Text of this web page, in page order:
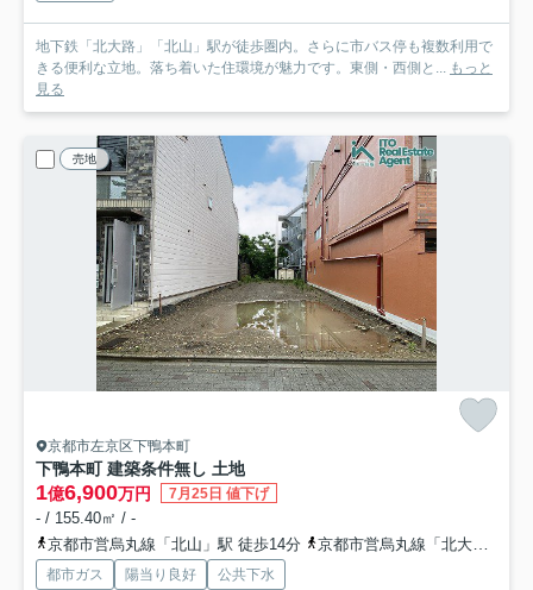
地下鉄「北大路」「北山」駅が徒歩圏内。さらに市バス停も複数利用で
きる便利な立地。落ち着いた住環境が魅力です。東側・西側と... もっと
見る
売地
京都市左京区下鴨本町
下鴨本町 建築条件無し 土地
1億6,900万円 7月25日 値下げ
- / 155.40㎡ / -
京都市営烏丸線「北山」駅 徒歩14分
京都市営烏丸線「北大路」駅 徒歩15分
都市ガス 陽当り良好 公共下水